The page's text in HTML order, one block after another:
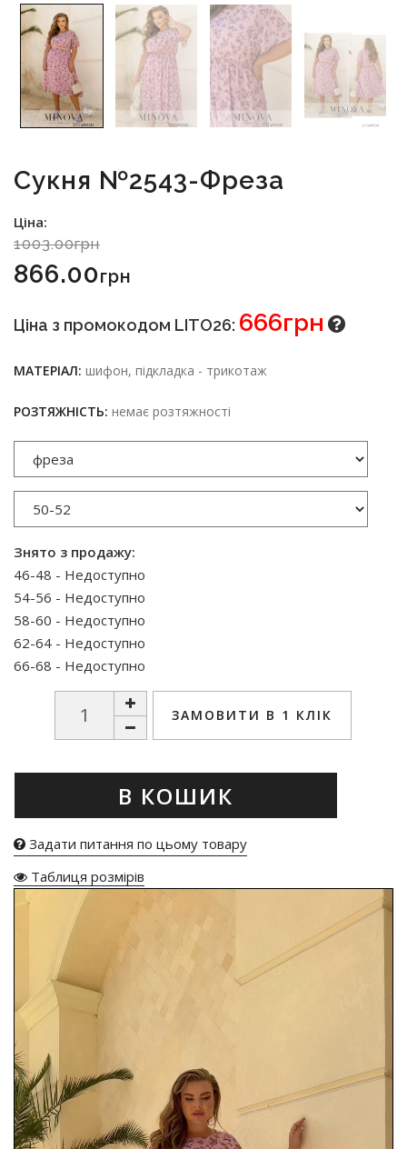
Сукня №2543-Фреза
Ціна:
1003.00грн
866.00Грн
Ціна з промокодом LITO26: 666грн
МАТЕРІАЛ: шифон, підкладка - трикотаж
РОЗТЯЖНІСТЬ: немає розтяжності
Знято з продажу:
46-48 - Недоступно
54-56 - Недоступно
58-60 - Недоступно
62-64 - Недоступно
66-68 - Недоступно
ЗАМОВИТИ В 1 КЛІК
В КОШИК
Задати питання по цьому товару
Таблиця розмірів